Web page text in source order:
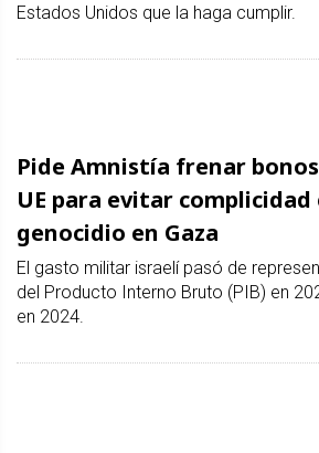
Estados Unidos que la haga cumplir.
Pide Amnistía frenar
UE para evitar complicidad
genocidio en Gaza
El gasto militar israelí pasó de
del Producto Interno Bruto (PIB) en
en 2024.